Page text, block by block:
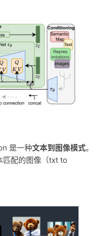
是一种文本到图像模式。
匹配的图像（txt to